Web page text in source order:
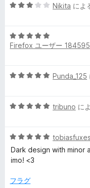
中
評
価
5
中
3
価
Nikita によ
5
段
5
価
Firefox ユーザー
5
中
評
価
Punda_125
5
中
5
の
価
tribuno に
5
段
階
5
tobiasfuxes
Dark design with minor
imo! <3
フラグ